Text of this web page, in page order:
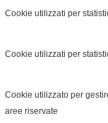
Cookie utilizzati per
Cookie utilizzati per
Cookie utilizzato per
aree riservate